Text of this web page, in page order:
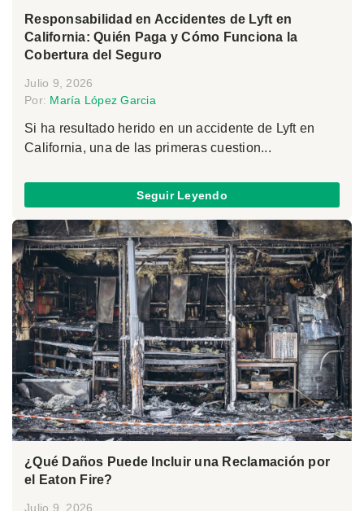
Responsabilidad en Accidentes de Lyft en
California: Quién Paga y Cómo Funciona la
Cobertura del Seguro
Julio 9, 2026
Por: María López Garcia
Si ha resultado herido en un accidente de Lyft en
California, una de las primeras cuestion...
Seguir Leyendo
¿Qué Daños Puede Incluir una Reclamación por
el Eaton Fire?
Julio 9, 2026